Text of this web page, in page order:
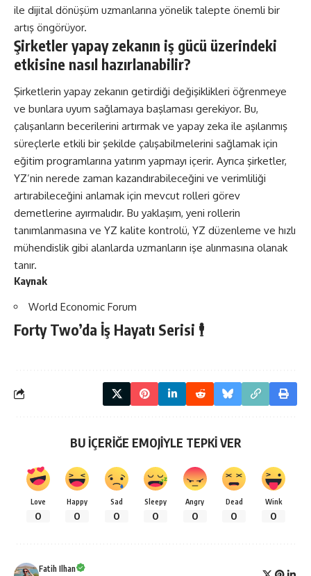
ile dijital dönüşüm uzmanlarına yönelik talepte önemli bir
artış öngörüyor.
Şirketler yapay zekanın iş gücü üzerindeki
etkisine nasıl hazırlanabilir?
Şirketlerin yapay zekanın getirdiği değişiklikleri öğrenmeye
ve bunlara uyum sağlamaya başlaması gerekiyor. Bu,
çalışanların becerilerini artırmak ve yapay zeka ile aşılanmış
süreçlerle etkili bir şekilde çalışabilmelerini sağlamak için
eğitim programlarına yatırım yapmayı içerir. Ayrıca şirketler,
YZ’nin nerede zaman kazandırabileceğini ve verimliliği
artırabileceğini anlamak için mevcut rolleri görev
demetlerine ayırmalıdır. Bu yaklaşım, yeni rollerin
tanımlanmasına ve YZ kalite kontrolü, YZ düzenleme ve hızlı
mühendislik gibi alanlarda uzmanların işe alınmasına olanak
tanır.
Kaynak
World Economic Forum
Forty Two’da İş Hayatı Serisi 🕴
BU İÇERİĞE EMOJİYLE TEPKİ VER
Love
0
Happy
0
Sad
0
Sleepy
0
Angry
0
Dead
0
Wink
0
Fatih Ilhan